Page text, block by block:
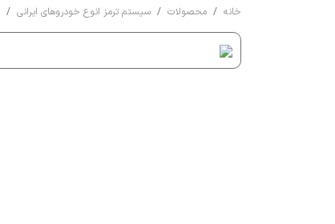
خانه محصولات سیستم ترمز انوع خودروهای ایرانی